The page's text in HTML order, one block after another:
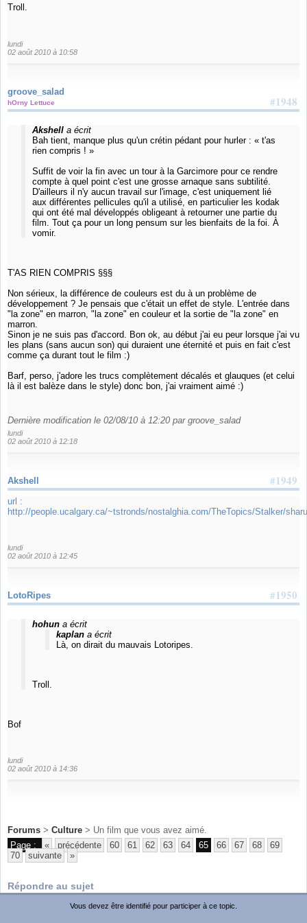
Troll.
lundi
02 août 2010 à 10:58
groove_salad
#1948
hOrny Lettuce
Akshella écrit
Bah tient, manque plus qu'un crétin pédant pour hurler : « t'as
rien compris ! »
Suffit de voir la fin avec un tour à la Garcimore pour ce rendre
compte à quel point c'est une grosse arnaque sans subtilité.
D'ailleurs il n'y aucun travail sur l'image, c'est uniquement lié
aux différentes pellicules qu'il a utilisé, en particulier les kodak
qui ont été mal développés obligeant à retourner une partie du
film. Tout ça pour un long pensum sur les bienfaits de la foi. À
vomir.
T'AS RIEN COMPRIS §§§
Non sérieux, la différence de couleurs est du à un problème de
développement ? Je pensais que c'était un effet de style. L'entrée dans
"la zone" en marron, "la zone" en couleur et la sortie de "la zone" en
marron.
Sinon je ne suis pas d'accord. Bon ok, au début j'ai eu peur lorsque j'ai vu
les plans (sans aucun son) qui duraient une éternité et puis en fait c'est
comme ça durant tout le film :)
Barf, perso, j'adore les trucs complètement décalés et glauques (et celui
là il est balèze dans le style) donc bon, j'ai vraiment aimé :)
Dernière modification le 02/08/10 à 12:20 par groove_salad
lundi
02 août 2010 à 12:18
#1949
Akshell
url :
http://people.ucalgary.ca/~tstronds/nostalghia.com/TheTopics/Stalker/
lundi
02 août 2010 à 12:45
#1950
LotoRipes
hohuna écrit
kaplan a écrit
Là, on dirait du mauvais Lotoripes.
Troll.
Bof
lundi
02 août 2010 à 14:36
Forums > Culture > Un film que vous avez aimé.
Page :
« précédente 60 61 62 63 64 65 66 67 68
69
70
suivante »
Répondre au sujet
Vous devez être identifié pour participer à ce topic.